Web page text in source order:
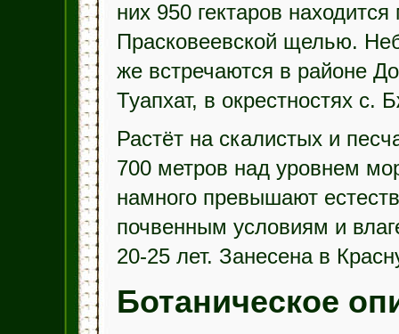
них 950 гектаров
Прасковеевской щелью.
же встречаются в районе
Туапхат, в окрестностях с.
Растёт на скалистых и
700 метров над уровнем
намного превышают
почвенным условиям и
20-25 лет. Занесена в
Ботаническое